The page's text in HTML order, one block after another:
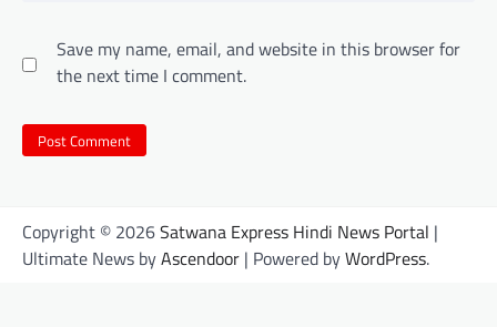
Save my name, email, and website in this browser for
the next time I comment.
Copyright © 2026Satwana Express Hindi News Portal |
Ultimate News byAscendoor | Powered byWordPress.